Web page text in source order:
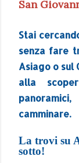
San
Stai
senza fare
Asiago o sul
alla
camminare.
La trovi su
sotto!